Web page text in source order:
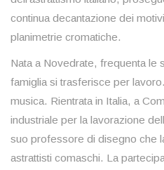
continua decantazione dei
planimetrie cromatiche.
Nata a Novedrate, frequenta le
famiglia si trasferisce per
musica. Rientrata in Italia, a
industriale per la lavorazione
suo professore di disegno che
astrattisti comaschi. La